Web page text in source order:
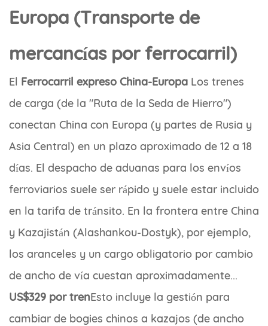
Europa (Transporte de
mercancías por ferrocarril)
El Ferrocarril expreso China-Europa Los trenes
de carga (de la "Ruta de la Seda de Hierro")
conectan China con Europa (y partes de Rusia y
Asia Central) en un plazo aproximado de 12 a 18
días. El despacho de aduanas para los envíos
ferroviarios suele ser rápido y suele estar incluido
en la tarifa de tránsito. En la frontera entre China
y Kazajistán (Alashankou-Dostyk), por ejemplo,
los aranceles y un cargo obligatorio por cambio
de ancho de vía cuestan aproximadamente...
US$329 por trenEsto incluye la gestión para
cambiar de bogies chinos a kazajos (de ancho